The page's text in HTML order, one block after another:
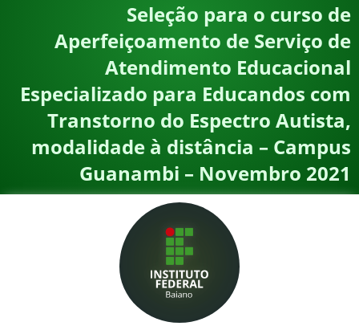
Canais
Seleção para o curso de
Aperfeiçoamento de Serviço de
Atendimento Educacional
Especializado para Educandos com
Transtorno do Espectro Autista,
modalidade à distância – Campus
Guanambi – Novembro 2021